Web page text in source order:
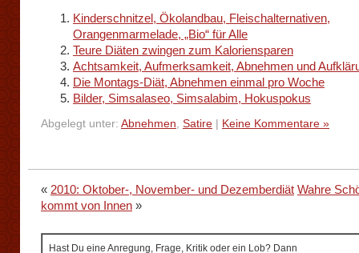
Kinderschnitzel, Ökolandbau, Fleischalternativen,
Orangenmarmelade, „Bio“ für Alle
Teure Diäten zwingen zum Kaloriensparen
Achtsamkeit, Aufmerksamkeit, Abnehmen und
Die Montags-Diät, Abnehmen einmal pro Woche
Bilder, Simsalaseo, Simsalabim, Hokuspokus
Abgelegt unter: Abnehmen, Satire Keine Kommentare »
« 2010: Oktober-, November- und Dezemberdiät Wahre
kommt von Innen »
Hast Du eine Anregung, Frage, Kritik oder ein Lob? Dann